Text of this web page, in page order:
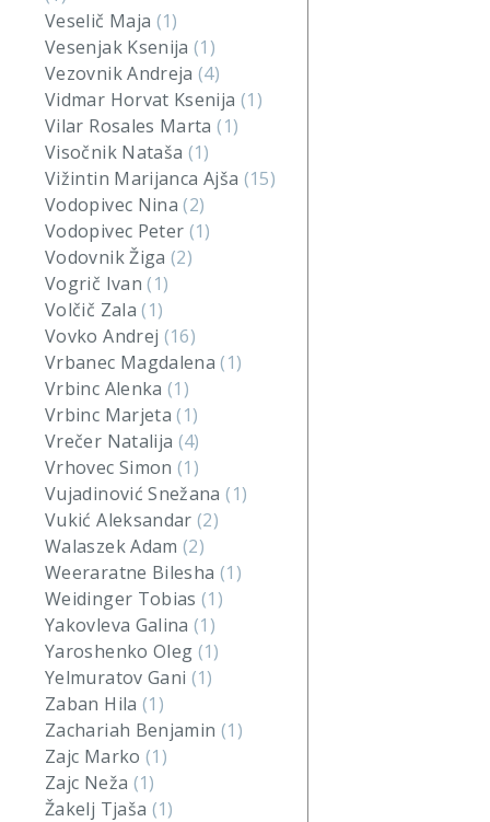
Veselič Maja (1)
Vesenjak Ksenija(1)
Vezovnik Andreja(4)
Vidmar Horvat Ksenija (1)
Vilar Rosales Marta(1)
Visočnik Nataša (1)
Vižintin Marijanca Ajša (15)
Vodopivec Nina(2)
Vodopivec Peter (1)
Vodovnik Žiga(2)
Vogrič Ivan(1)
Volčič Zala(1)
Vovko Andrej (16)
Vrbanec Magdalena(1)
Vrbinc Alenka(1)
Vrbinc Marjeta(1)
Vrečer Natalija (4)
Vrhovec Simon(1)
Vujadinović Snežana(1)
Vukić Aleksandar(2)
Walaszek Adam(2)
Weeraratne Bilesha (1)
Weidinger Tobias(1)
Yakovleva Galina(1)
Yaroshenko Oleg (1)
Yelmuratov Gani (1)
Zaban Hila (1)
Zachariah Benjamin (1)
Zajc Marko (1)
Zajc Neža (1)
Žakelj Tjaša (1)